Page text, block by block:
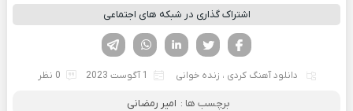
اشتراک گذاری در شبکه های اجتماعی
لینکدین تویتر
فیسوک
دانلود آهنگ کردی ، زنده خوانی 1 آگوست 2023 0 نظر
برچسب ها : امیر رمضانی